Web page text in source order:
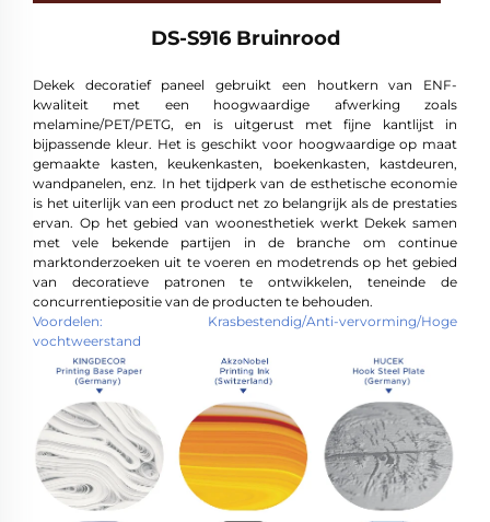
DS-S916 Bruinrood
Dekek decoratief paneel gebruikt een houtkern van ENF-
kwaliteit met een hoogwaardige afwerking zoals
melamine/PET/PETG, en is uitgerust met fijne kantlijst in
bijpassende kleur. Het is geschikt voor hoogwaardige op maat
gemaakte kasten, keukenkasten, boekenkasten, kastdeuren,
wandpanelen, enz. In het tijdperk van de esthetische economie
is het uiterlijk van een product net zo belangrijk als de prestaties
ervan. Op het gebied van woonesthetiek werkt Dekek samen
met vele bekende partijen in de branche om continue
marktonderzoeken uit te voeren en modetrends op het gebied
van decoratieve patronen te ontwikkelen, teneinde de
concurrentiepositie van de producten te behouden.
Voordelen: Krasbestendig/Anti-vervorming/Hoge
vochtweerstand